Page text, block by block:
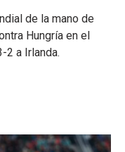
de la mano de
Hungría en el
2 a Irlanda.